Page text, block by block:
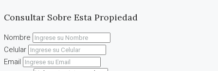
Consultar Sobre Esta Propiedad
Nombre
Celular
Email